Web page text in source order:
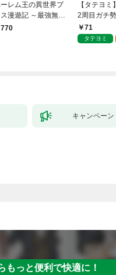
レム王の異世界プ
漫遊記 ～最強無双
おじさんはあらゆる
770
【タテヨ
2周目ガチ
てゲームバ
壊した～
71
タテヨミ
キャンペーン
もっと便利で快適に！